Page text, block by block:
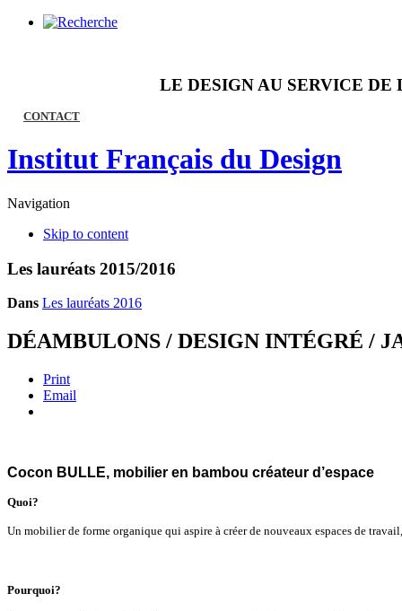
LE DESIGN AU SERVICE
CONTACT
Institut Français du Design
Navigation
Skip to content
Les lauréats 2015/2016
Dans Les lauréats 2016
DÉAMBULONS / DESIGN INTÉGRÉ /
Print
Email
Cocon BULLE, mobilier en bambou créateur d’espace
Quoi?
Un mobilier de forme organique qui aspire à créer de nouveaux espaces de
Pourquoi?